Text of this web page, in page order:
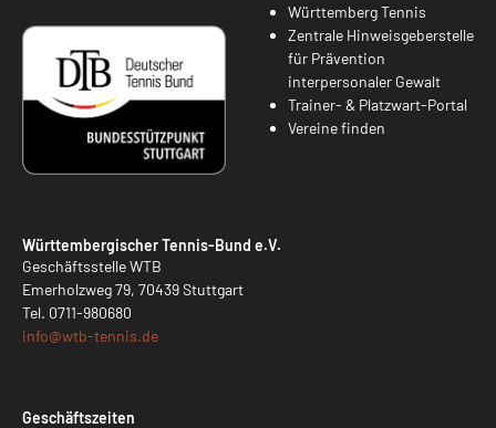
Württemberg Tennis
Zentrale Hinweisgeberstelle
für Prävention
interpersonaler Gewalt
Trainer- & Platzwart-Portal
Vereine finden
Württembergischer Tennis-Bund e.V.
Geschäftsstelle WTB
Emerholzweg 79, 70439 Stuttgart
Tel. 0711-980680
info@wtb-tennis.de
Geschäftszeiten